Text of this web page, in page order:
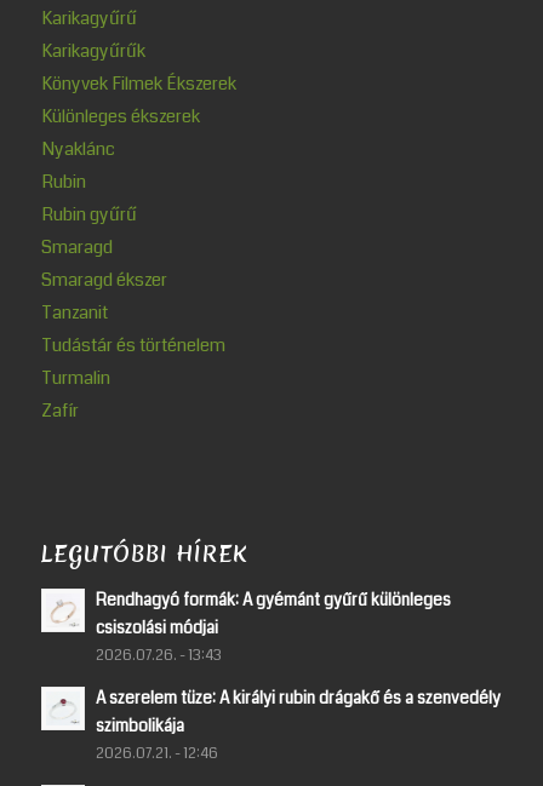
Karikagyűrű
Karikagyűrűk
Könyvek Filmek Ékszerek
Különleges ékszerek
Nyaklánc
Rubin
Rubin gyűrű
Smaragd
Smaragd ékszer
Tanzanit
Tudástár és történelem
Turmalin
Zafír
LEGUTÓBBI HÍREK
Rendhagyó formák: A gyémánt gyűrű különleges
csiszolási módjai
2026.07.26. - 13:43
A szerelem tüze: A királyi rubin drágakő és a szenvedély
szimbolikája
2026.07.21. - 12:46